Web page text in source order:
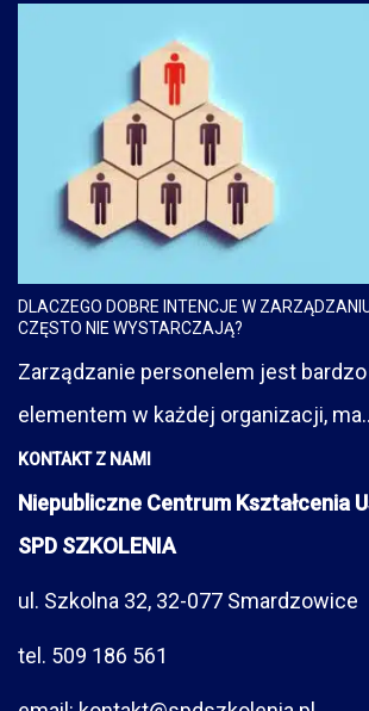
DLACZEGO DOBRE INTENCJE W
CZĘSTO NIE WYSTARCZAJĄ?
Zarządzanie personelem jest
elementem w każdej organizacji,
KONTAKT Z NAMI
Niepubliczne Centrum Kształcenia
SPD SZKOLENIA
ul. Szkolna 32, 32-077 Smardzowice
tel. 509 186 561